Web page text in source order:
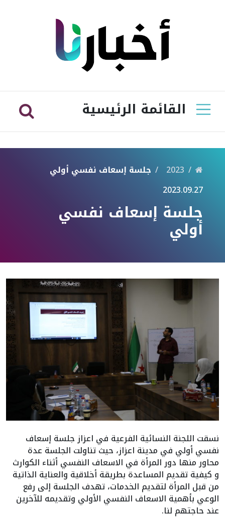
القائمة الرئيسية
2023
جلسة إسعاف نفسي أولي
2023.09.27
جلسة إسعاف نفسي
أولي
نسقت اللجنة النسائية الفرعية في اعزاز جلسة إسعاف
نفسي أولي في مدينة اعزاز، حيث تناولت الجلسة عدة
محاور منها دور المرأة في الاسعاف النفسي أثناء الكوارث
و كيفية تقديم المساعدة بطريقة أخلاقية والعناية الذاتية
من قبل المرأة لتقديم الخدمات، تهدف الجلسة إلى رفع
الوعي بأهمية الاسعاف النفسي الأولي وتقديمه للآخرين
عند حاجتهم لنا.